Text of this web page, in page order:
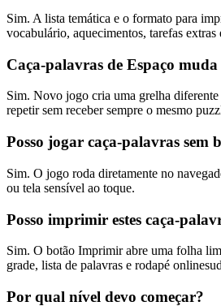
Sim. A lista temática e o formato para
vocabulário, aquecimentos, tarefas extras
Caça-palavras de Espaço
Sim. Novo jogo cria uma grelha diferente
repetir sem receber sempre o mesmo
Posso jogar caça-palavras sem
Sim. O jogo roda diretamente no
ou tela sensível ao toque.
Posso imprimir estes caça-
Sim. O botão Imprimir abre uma folha
grade, lista de palavras e rodapé
Por qual nível devo começar?